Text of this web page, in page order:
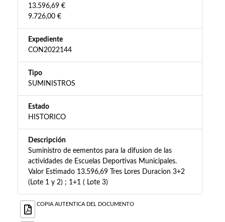
13.596,69 €
9.726,00 €
Expediente
CON2022144
Tipo
SUMINISTROS
Estado
HISTORICO
Descripción
Suministro de eementos para la difusion de las
actividades de Escuelas Deportivas Municipales.
Valor Estimado 13.596,69 Tres Lores Duracion 3+2
(Lote 1 y 2) ; 1+1 ( Lote 3)
COPIA AUTENTICA DEL DOCUMENTO